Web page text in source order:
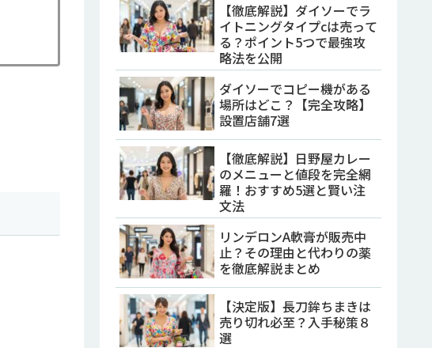
【徹底解説】ダイソーでラ
イトニングタイプcは売って
る？ポイント5つで最強攻
略法を公開
ダイソーでコピー機がある
場所はどこ？【完全攻略】
設置店舗7選
【徹底解説】日野屋カレー
のメニューと値段を完全網
羅！おすすめ5選と賢い注
文法
リンデロンA軟膏が販売中
止？その理由と代わりの薬
を徹底解説まとめ
【決定版】長刀鉾ちまきは
売り切れ必至？入手秘策８
選